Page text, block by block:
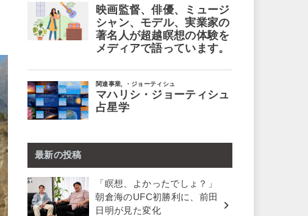
最新の投稿
「瞑想、よかったでしょ？」
朝倉海のUFC初勝利に、前田
日明が見た変化